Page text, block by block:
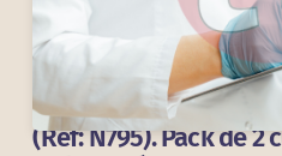
(Ref: N795). Pack de 2